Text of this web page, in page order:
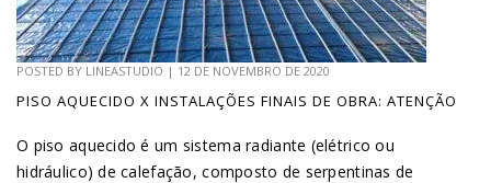
POSTED BY LINEASTUDIO | 12 DE NOVEMBRO DE 2020
PISO AQUECIDO X INSTALAÇÕES FINAIS DE OBRA: ATENÇÃO
O piso aquecido é um sistema radiante (elétrico ou
hidráulico) de calefação, composto de serpentinas de